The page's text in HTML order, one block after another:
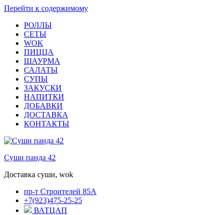
Перейти к содержимому
РОЛЛЫ
СЕТЫ
WOK
ПИЦЦА
ШАУРМА
САЛАТЫ
СУПЫ
ЗАКУСКИ
НАПИТКИ
ДОБАВКИ
ДОСТАВКА
КОНТАКТЫ
Суши панда 42
Доставка суши, wok
пр-т Строителей 85А
+7(923)475-25-25
ВАТЦАП